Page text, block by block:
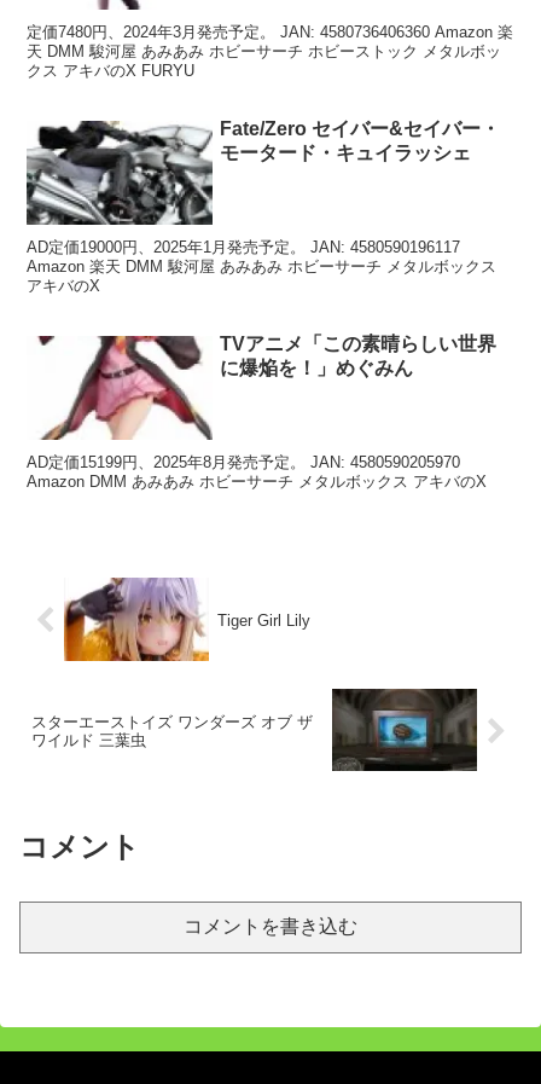
定価7480円、2024年3月発売予定。 JAN: 4580736406360 Amazon 楽
天 DMM 駿河屋 あみあみ ホビーサーチ ホビーストック メタルボッ
クス アキバのX FURYU
Fate/Zero セイバー&セイバー・
モータード・キュイラッシェ
AD定価19000円、2025年1月発売予定。 JAN: 4580590196117
Amazon 楽天 DMM 駿河屋 あみあみ ホビーサーチ メタルボックス
アキバのX
TVアニメ「この素晴らしい世界
に爆焔を！」めぐみん
AD定価15199円、2025年8月発売予定。 JAN: 4580590205970
Amazon DMM あみあみ ホビーサーチ メタルボックス アキバのX
Tiger Girl Lily
スターエーストイズ ワンダーズ オブ ザ
ワイルド 三葉虫
コメント
コメントを書き込む